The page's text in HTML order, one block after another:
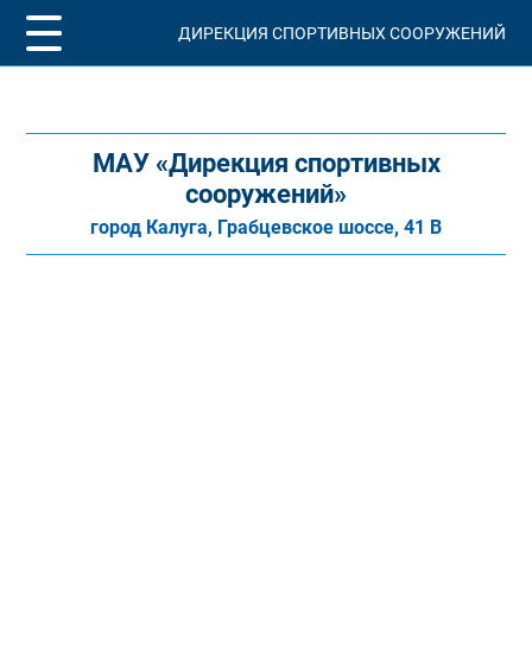
ДИРЕКЦИЯ СПОРТИВНЫХ СООРУЖЕНИЙ
МАУ «Дирекция спортивных
сооружений»
город Калуга, Грабцевское шоссе, 41 В